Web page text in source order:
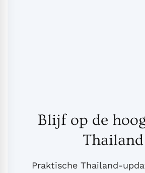
Blijf op de
Thailand
Praktische Thailand-